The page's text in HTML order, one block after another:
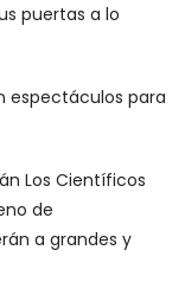
puertas a lo
espectáculos para
Los Científicos
de
a grandes y